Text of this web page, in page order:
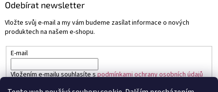
Odebírat newsletter
Vložte svůj e-mail a my vám budeme zasílat informace o nových
produktech na našem e-shopu.
E-mail
Vložením e-mailu souhlasíte spodmínkami ochrany osobních údajů